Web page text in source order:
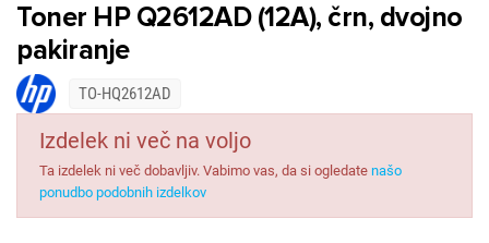
Toner HP Q2612AD (12A), črn, dvojno
pakiranje
TO-HQ2612AD
Izdelek ni več na voljo
Ta izdelek ni več dobavljiv. Vabimo vas, da si ogledate našo
ponudbo podobnih izdelkov